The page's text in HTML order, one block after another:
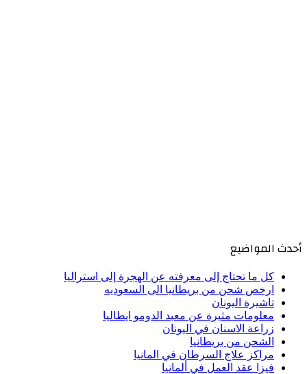
أحدث المواضيع
كل ما تحتاج إلى معرفته عن الهجرة إلى استراليا
ارخص شحن من بريطانيا الى السعوديه
تاشيرة اليونان
معلومات مثيرة عن معبد الدومو ايطاليا
زراعة الاسنان في اليونان
الشحن من بريطانيا
مراكز علاج السرطان في المانيا
فيزا عقد العمل في ألمانيا